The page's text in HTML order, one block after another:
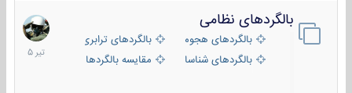
بالگردهای نظامی
بالگردهای هجومی
بالگردهای ترابری
بالگردهای شناسایی
مقایسه بالگردها
22
تیر
1405